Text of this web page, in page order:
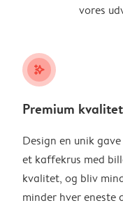
vores
stars_plus
Premium kvalitet
Design en unik
et kaffekrus med
kvalitet, og bliv
minder hver eneste